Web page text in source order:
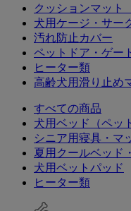
クッションマット
犬用ケージ・サー
汚れ防止カバー
ペットドア・ゲー
ヒーター類
高齢犬用滑り止め
すべての商品
犬用ベッド（ペッ
シニア用寝具・マ
夏用クールベッド
犬用ベットパッド
ヒーター類